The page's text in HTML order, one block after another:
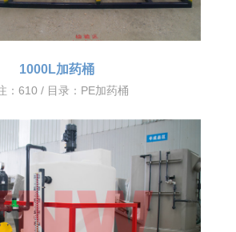
1000L加药桶
：610 / 目录： PE加药桶